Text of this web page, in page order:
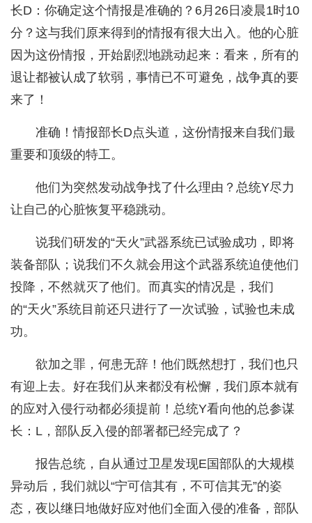
长D：你确定这个情报是准确的？6月26日凌晨1时10
分？这与我们原来得到的情报有很大出入。他的心脏
因为这份情报，开始剧烈地跳动起来：看来，所有的
退让都被认成了软弱，事情已不可避免，战争真的要
来了！
准确！情报部长D点头道，这份情报来自我们最
重要和顶级的特工。
他们为突然发动战争找了什么理由？总统Y尽力
让自己的心脏恢复平稳跳动。
说我们研发的“天火”武器系统已试验成功，即将
装备部队；说我们不久就会用这个武器系统迫使他们
投降，不然就灭了他们。而真实的情况是，我们
的“天火”系统目前还只进行了一次试验，试验也未成
功。
欲加之罪，何患无辞！他们既然想打，我们也只
有迎上去。好在我们从来都没有松懈，我们原本就有
的应对入侵行动都必须提前！总统Y看向他的总参谋
长：L，部队反入侵的部署都已经完成了？
报告总统，自从通过卫星发现E国部队的大规模
异动后，我们就以“宁可信其有，不可信其无”的姿
态，夜以继日地做好应对他们全面入侵的准备，部队